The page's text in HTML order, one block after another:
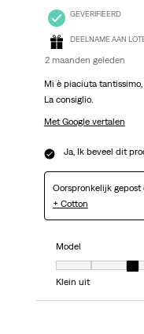
GEVERIFIEERD
DEELNAME AAN
2 maanden geleden
Mi è piaciuta
La consiglio.
Met Google vertalen
Ja, Ik beveel dit
Oorspronkelijk gepost
+ Cotton
Model
Model, 3 van 7,
Klein uit